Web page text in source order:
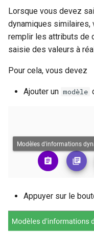
Lorsque vous devez
dynamiques
remplir les attributs de
saisie des valeurs à
Pour cela, vous devez
Ajouter un modèle
Appuyer sur le